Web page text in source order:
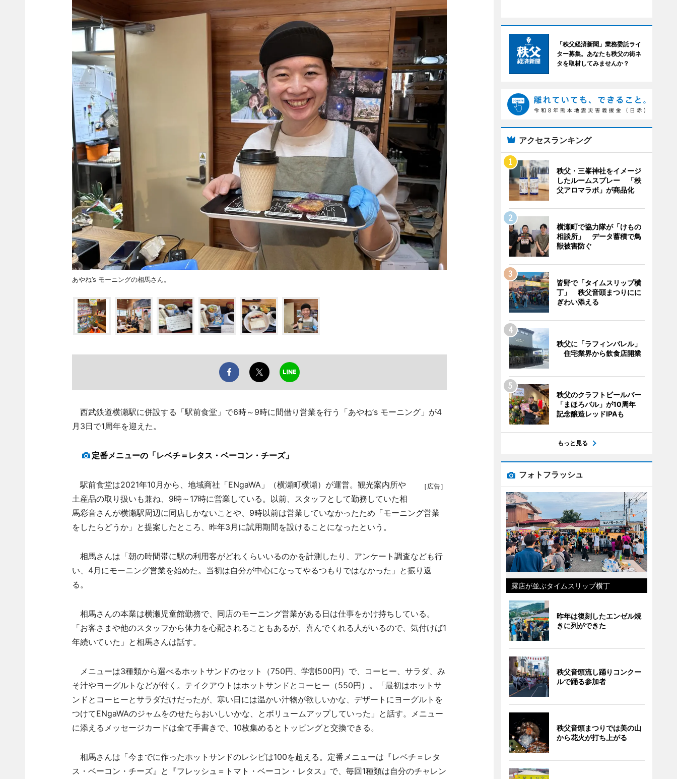
あやね’s モーニングの相馬さん。
西武鉄道横瀬駅に併設する「駅前食堂」で6時～9時に間借り営業を行う「あやね’s モーニング」が4
月3日で1周年を迎えた。
定番メニューの「レベチ＝レタス・ベーコン・チーズ」
［広告］
駅前食堂は2021年10月から、地域商社「ENgaWA」（横瀬町横瀬）が運営。観光案内所や
土産品の取り扱いも兼ね、9時～17時に営業している。以前、スタッフとして勤務していた相
馬彩音さんが横瀬駅周辺に同店しかないことや、9時以前は営業していなかったため「モーニング営業
をしたらどうか」と提案したところ、昨年3月に試用期間を設けることになったという。
相馬さんは「朝の時間帯に駅の利用客がどれくらいいるのかを計測したり、アンケート調査なども行
い、4月にモーニング営業を始めた。当初は自分が中心になってやるつもりではなかった」と振り返
る。
相馬さんの本業は横瀬児童館勤務で、同店のモーニング営業がある日は仕事をかけ持ちしている。
「お客さまや他のスタッフから体力を心配されることもあるが、喜んでくれる人がいるので、気付けば1
年続いていた」と相馬さんは話す。
メニューは3種類から選べるホットサンドのセット（750円、学割500円）で、コーヒー、サラダ、み
そ汁やヨーグルトなどが付く。テイクアウトはホットサンドとコーヒー（550円）。「最初はホットサ
ンドとコーヒーとサラダだけだったが、寒い日には温かい汁物が欲しいかな、デザートにヨーグルトを
つけてENgaWAのジャムをのせたらおいしいかな、とボリュームアップしていった」と話す。メニュー
に添えるメッセージカードは全て手書きで、10枚集めるとトッピングと交換できる。
相馬さんは「今までに作ったホットサンドのレシピは100を超える。定番メニューは『レベチ＝レタ
ス・ベーコン・チーズ』と『フレッシュ＝トマト・ベーコン・レタス』で、毎回1種類は自分のチャレン
「秩父経済新聞」業務委託ライ
ター募集。あなたも秩父の街ネ
タを取材してみませんか？
アクセスランキング
秩父・三峯神社をイメージ
したルームスプレー 「秩
父アロマラボ」が商品化
横瀬町で協力隊が「けもの
相談所」 データ蓄積で鳥
獣被害防ぐ
皆野で「タイムスリップ横
丁」 秩父音頭まつりにに
ぎわい添える
秩父に「ラフィンバレル」
住宅業界から飲食店開業
秩父のクラフトビールバー
「まほろバル」が10周年
記念醸造レッドIPAも
もっと見る
フォトフラッシュ
露店が並ぶタイムスリップ横丁
昨年は復刻したエンゼル焼
きに列ができた
秩父音頭流し踊りコンクー
ルで踊る参加者
秩父音頭まつりでは美の山
から花火が打ち上がる